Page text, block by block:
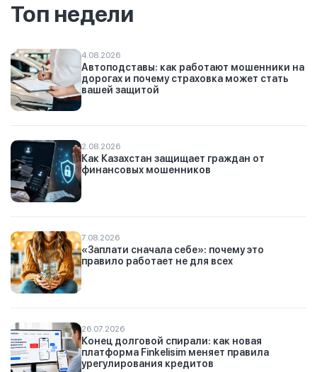
Топ недели
4.08.2026
Автоподставы: как работают мошенники на
дорогах и почему страховка может стать
вашей защитой
2.08.2026
Как Казахстан защищает граждан от
финансовых мошенников
7.08.2026
«Заплати сначала себе»: почему это
правило работает не для всех
26.07.2026
Конец долговой спирали: как новая
платформа Finkelisim меняет правила
урегулирования кредитов